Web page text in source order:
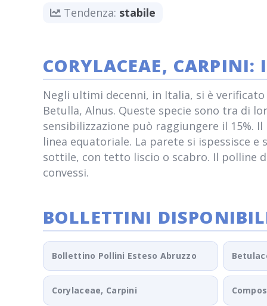
Tendenza: stabile
CORYLACEAE,
Negli ultimi decenni, in Italia, si è
Betulla, Alnus. Queste specie sono tra di
sensibilizzazione può raggiungere il
linea equatoriale. La parete si ispessisce
sottile, con tetto liscio o scabro. Il polline
convessi.
BOLLETTINI
Bollettino Pollini Esteso Abruzzo
Corylaceae, Carpini